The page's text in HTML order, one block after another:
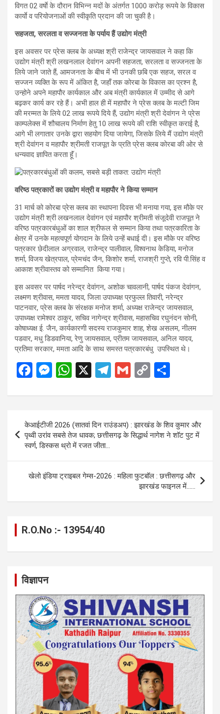
विगत 02 वर्षाे के दौरान विभिन्न मदों के अंतर्गत 1000 करोड़ रूपये के विकास
कार्याे व परियोजनाओं की स्वीकृति प्रदान की जा चुकी है।
सहजता, सरलता व सज्जनता के पर्याय हैं उद्योग मंत्री
इस अवसर पर प्रेस क्लब के अध्यक्ष श्री राजेन्द्र जायसवाल ने कहा कि
उद्योग मंत्री श्री लखनलाल देवांगन अपनी सहजता, सरलता व सज्जनता के
लिये जाने जाते हैं, आमजनता के बीच में भी उनकी छबि एक सहज, सरल व
सज्जन व्यक्ति के रूप में अंकित है, जहॉं तक कोरबा के विकास का प्रश्न है,
उन्होने अपने महापौर कार्यकाल और अब मंत्री कार्यकाल में उम्मीद से आगे
बढ़कर कार्य कर रहे हैं। अभी हाल ही में महापौर ने प्रेस क्लब के मल्टी जिम
की मरम्मत के लिये 02 लाख रूपये दिये हैं, उद्योग मंत्री श्री देवांगन ने प्रेस
काम्पलेक्स में शौचालय निर्माण हेतु 10 लाख रूपये की राशि स्वीकृत कराई है,
आगे भी लगातार उनके द्वारा सहयोग दिया जायेगा, जिसके लिये मैं उद्योग मंत्री
श्री देवांगन व महापौर श्रीमती राजपूत के प्रति प्रेस क्लब कोरबा की ओर से
धन्यवाद ज्ञापित करता हूॅं।
वरिष्ठ पत्रकारों का उद्योग मंत्री व महापौर ने किया सम्मान
31 मार्च को कोरबा प्रेस क्लब का स्थापना दिवस भी मनाया गया, इस मौके पर
उद्योग मंत्री श्री लखनलाल देवांगन एवं महापौर श्रीमती संजूदेवी राजपूत ने
वरिष्ठ पत्रकारबंधुओं का शाल श्रीफल से सम्मान किया तथा पत्रकारिता के
क्षेत्र में उनके महत्वपूर्ण योगदान के लिये उन्हें बधाई दी। इस मौके पर वरिष्ठ
पत्रकार छेदीलाल अग्रवाल, राजेन्द्र पालीवाल, विश्वनाथ केडिया, मनोज
शर्मा, विजय खेत्रपाल, प्रेमचंद जैन, किशोर शर्मा, राजश्री गुप्ते, रवि पी.सिंह व
आकाश श्रीवास्तव को सम्मानित किया गया।
इस अवसर पर पार्षद नरेन्द्र देवांगन, अशोक चावलानी, पार्षद पंकज देवांगन,
लक्ष्मण श्रीवास, ममता यादव, जिला उपाध्यक्ष प्रफुल्ल तिवारी, नरेन्द्र
पाटनवार, प्रेस क्लब के संरक्षक मनोज शर्मा, अध्यक्ष राजेन्द्र जायसवाल,
उपाध्यक्ष रामेश्वर ठाकुर, सचिव नागेन्द्र श्रीवास, महासचिव रघुनंदन सोनी,
कोषाध्यक्ष ई. जैन, कार्यकारणी सदस्य राजकुमार शाह, शेख असलम, नीलम
पडवार, मधु डिडवानिया, रेणु जायसवाल, प्रीतम जायसवाल, अनिल यादव,
प्रतिमा सरकार, ममता आदि के साथ समस्त पत्रकारबंधु उपस्थित थे।
F
ce
b
o
o
k
M
se
n
g
er
W
at
s
A
p
p
X
T
e
gr
a
G
ail
C
py
Li
n
ar
Post
navigation
केआईटीजी 2026 (सातवां दिन राउंडअप) : झारखंड के शिव कुमार और
पृथ्वी उरांव सबसे तेज धावक; छत्तीसगढ़ के सिद्धार्थ नागेश ने शॉट पुट में
स्वर्ण, डिस्कस थ्रो में रजत जीता…
खेलो इंडिया ट्राइबल गेम्स-2026 : महिला फुटबॉल : छत्तीसगढ़ और
झारखंड फाइनल में……
R.O.No :- 13954/40
विज्ञापन